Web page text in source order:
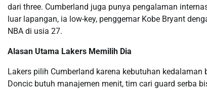
dari three. Cumberland juga punya pengalaman
luar lapangan, ia low-key, penggemar Kobe Bryant
NBA di usia 27.
Alasan Utama Lakers Memilih Dia
Lakers pilih Cumberland karena kebutuhan
Doncic butuh manajemen menit, tim cari guard serba